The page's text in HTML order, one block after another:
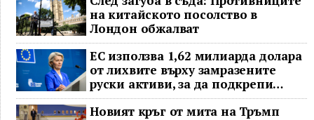
на китайското посолство в
Лондон обжалват
ЕС използва 1,62 милиарда долара
от лихвите върху замразените
руски активи, за да подкрепи
Украйна
Новият кръг от мита на Тръмп